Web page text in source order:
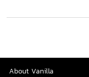
About Vanilla